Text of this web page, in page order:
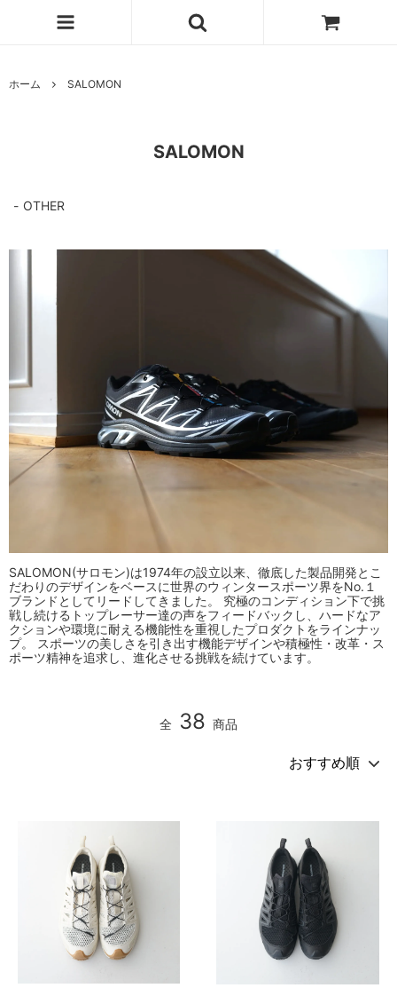
ホーム SALOMON
SALOMON
OTHER
SALOMON(サロモン)は1974年の設立以来、徹底した製品開発とこ
だわりのデザインをベースに世界のウィンタースポーツ界をNo.１
ブランドとしてリードしてきました。 究極のコンディション下で挑
戦し続けるトップレーサー達の声をフィードバックし、ハードなア
クションや環境に耐える機能性を重視したプロダクトをラインナッ
プ。 スポーツの美しさを引き出す機能デザインや積極性・改革・ス
ポーツ精神を追求し、進化させる挑戦を続けています。
全 38 商品